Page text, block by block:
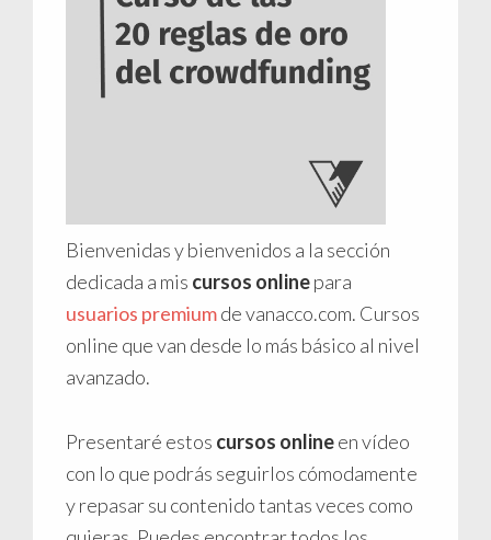
Bienvenidas y bienvenidos a la sección
dedicada a mis cursos onlinepara
usuarios premiumde vanacco.com. Cursos
online que van desde lo más básico al nivel
avanzado.
Presentaré estos cursos onlineen vídeo
con lo que podrás seguirlos cómodamente
y repasar su contenido tantas veces como